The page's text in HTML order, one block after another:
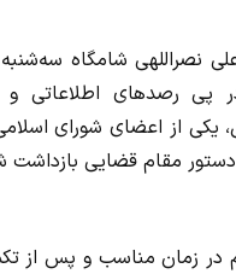
نصراللهی شامگاه
پی رصدهای اطلاعاتی و
یکی از اعضای شورای
دستور مقام قضایی بازداشت
در زمان مناسب و پس از